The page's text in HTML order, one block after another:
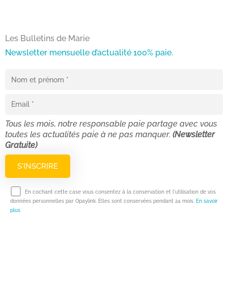
Les Bulletins de Marie
Newsletter mensuelle d’actualité 100% paie.
Tous les mois, notre responsable paie partage avec vous
toutes les actualités paie à ne pas manquer. (Newsletter
Gratuite)
En cochant cette case vous consentez à la conservation et l'utilisation de vos
données personnelles par Opaylink. Elles sont conservées pendant 24 mois. En savoir
plus